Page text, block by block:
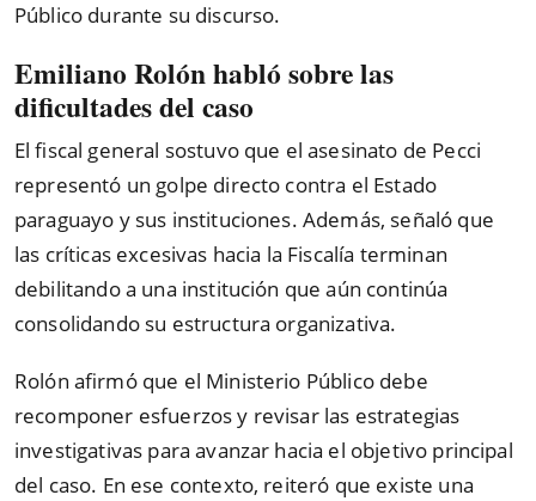
Público durante su discurso.
Emiliano Rolón habló sobre las
dificultades del caso
El fiscal general sostuvo que el asesinato de Pecci
representó un golpe directo contra el Estado
paraguayo y sus instituciones. Además, señaló que
las críticas excesivas hacia la Fiscalía terminan
debilitando a una institución que aún continúa
consolidando su estructura organizativa.
Rolón afirmó que el Ministerio Público debe
recomponer esfuerzos y revisar las estrategias
investigativas para avanzar hacia el objetivo principal
del caso. En ese contexto, reiteró que existe una